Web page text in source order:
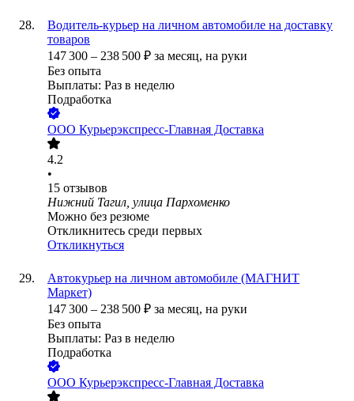
Водитель-курьер на личном автомобиле на доставку
товаров
147 300 – 238 500 ₽ за месяц, на руки
Без опыта
Выплаты: Раз в неделю
Подработка
ООО Курьерэкспресс-Главная Доставка
4.2
•
15 отзывов
Нижний Тагил, улица Пархоменко
Можно без резюме
Откликнитесь среди первых
Откликнуться
Автокурьер на личном автомобиле (МАГНИТ
Маркет)
147 300 – 238 500 ₽ за месяц, на руки
Без опыта
Выплаты: Раз в неделю
Подработка
ООО Курьерэкспресс-Главная Доставка